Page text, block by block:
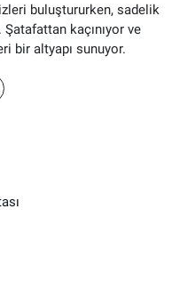
buluştururken, sadelik
kaçınıyor ve
bir altyapı sunuyor.